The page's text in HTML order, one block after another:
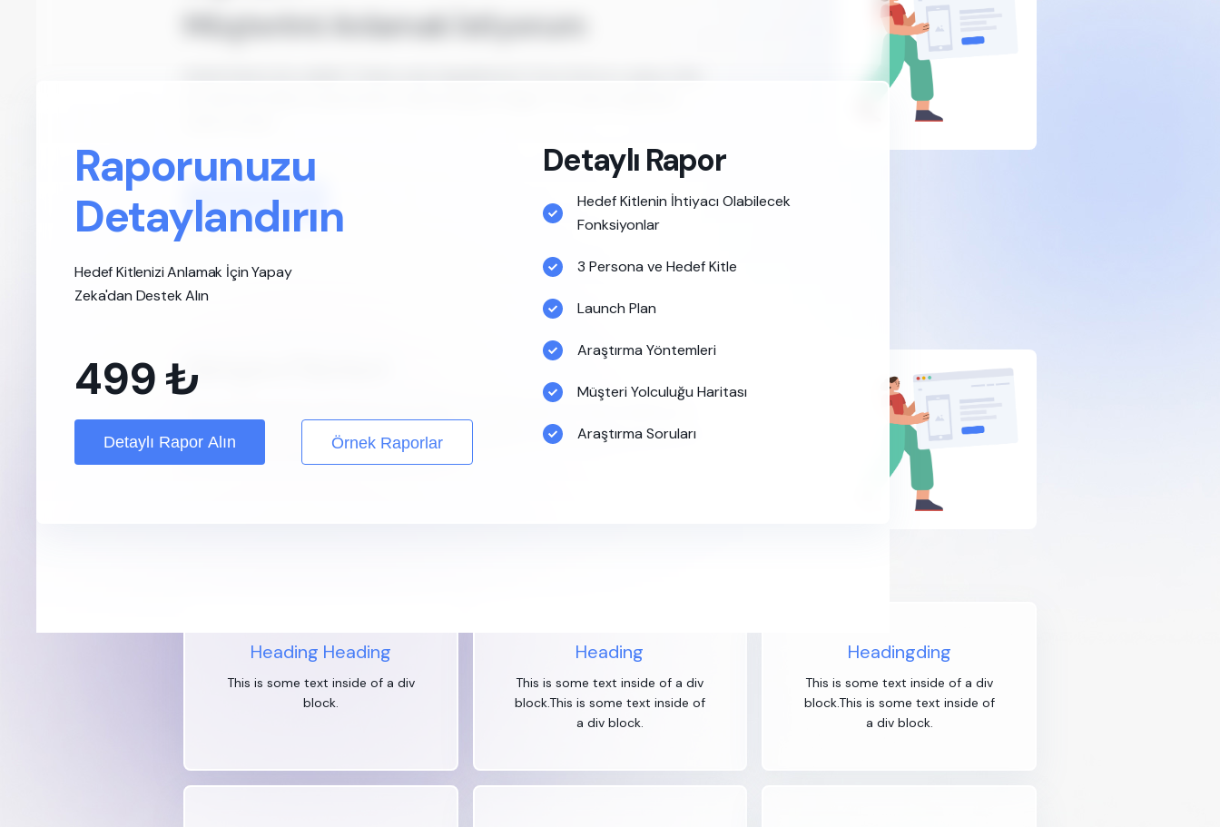
Raporunuzu
Detaylandırın
Hedef Kitlenizi Anlamak İçin Yapay
Zeka'dan Destek Alın
499 ₺
Detaylı Rapor Alın Örnek Raporlar
Detaylı Rapor
Hedef Kitlenin İhtiyacı Olabilecek
Fonksiyonlar
3 Persona ve Hedef Kitle
Launch Plan
Araştırma Yöntemleri
Müşteri Yolculuğu Haritası
Araştırma Soruları
Müşterimi Anlamak İstiyorum
Check-Up Başlat
Girişim Fikirleri
Kategoriler arasında dolaşarak, kendi mobil uygulama fikrinizi şekillendirebilir ve
geliştirme sürecinde zaman kazanabilirsiniz.
Heading Heading
This is some text inside of a div
block.
Heading
This is some text inside of a div
block.This is some text inside of
a div block.
Headingding
This is some text inside of a div
block.This is some text inside of
a div block.